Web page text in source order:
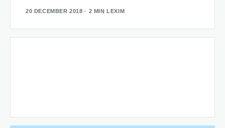
20 DECEMBER 2018 · 2 MIN LEXIM